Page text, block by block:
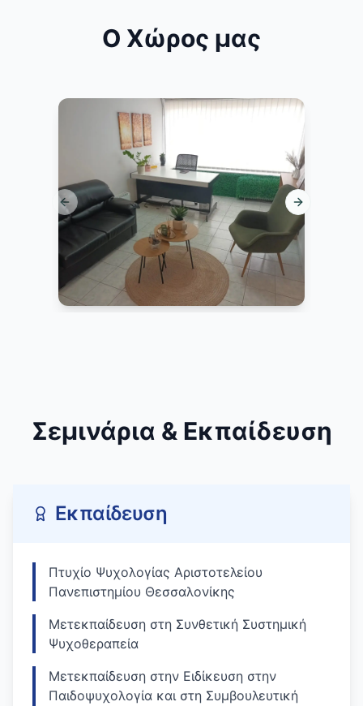
Ο Χώρος μας
Previous slide Next slide
Σεμινάρια & Εκπαίδευση
Εκπαίδευση
Πτυχίο Ψυχολογίας Αριστοτελείου
Πανεπιστημίου Θεσσαλονίκης
Μετεκπαίδευση στη Συνθετική Συστημική
Ψυχοθεραπεία
Μετεκπαίδευση στην Ειδίκευση στην
Παιδοψυχολογία και στη Συμβουλευτική